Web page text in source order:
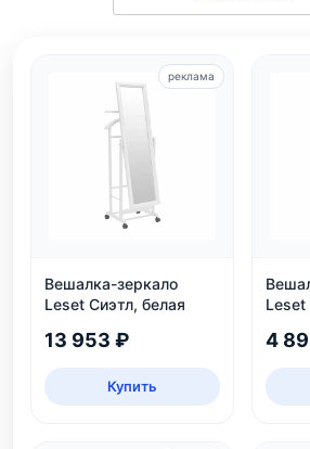
Вешалка-зеркало
Leset Сиэтл, белая
13 953 ₽
Купить
реклама
4